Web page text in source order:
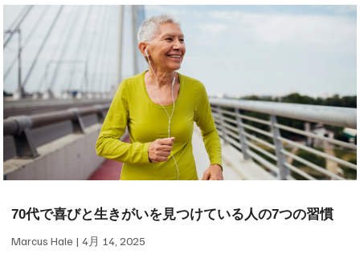
70代で喜びと生きがいを見つけている人の7つの習慣
Marcus Hale 4月 14, 2025